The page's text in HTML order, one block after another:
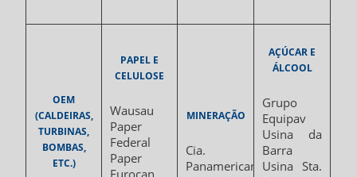
OEM
(CALDEIRAS,
TURBINAS,
BOMBAS,
ETC.)
PAPEL E
CELULOSE
Wausau
Paper
Federal
Paper
Eurocan
MINERAÇÃO
Cia.
Panamericana
AÇÚCAR E
ÁLCOOL
Grupo
Equipav
Usina da
Barra
Usina Sta.